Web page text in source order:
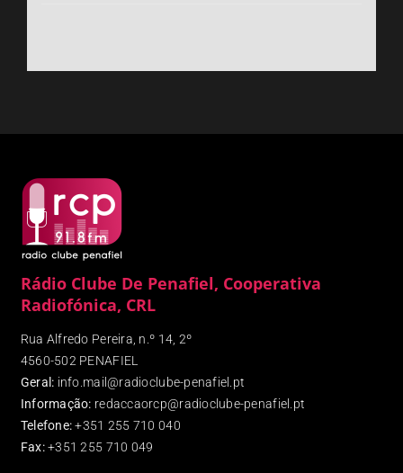
Rádio Clube De Penafiel, Cooperativa
Radiofónica, CRL
Rua Alfredo Pereira, n.º 14, 2º
4560-502 PENAFIEL
Geral: info.mail@radioclube-penafiel.pt
Informação: redaccaorcp@radioclube-penafiel.pt
Telefone: +351 255 710 040
Fax:+351 255 710 049